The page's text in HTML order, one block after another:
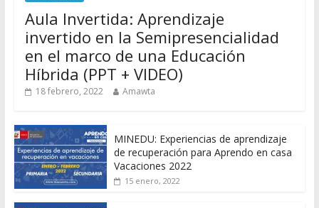
Aula Invertida: Aprendizaje
invertido en la Semipresencialidad
en el marco de una Educación
Híbrida (PPT + VIDEO)
18 febrero, 2022 Amawta
MINEDU: Experiencias de aprendizaje
de recuperación para Aprendo en casa
Vacaciones 2022
15 enero, 2022